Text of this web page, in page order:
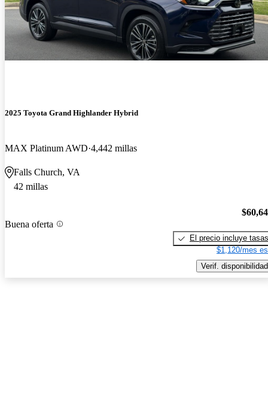
2025 Toyota Grand Highlander Hybrid
MAX Platinum AWD 4,442 millas
Falls Church, VA
42 millas
Buena oferta
El precio incluye tasas
$1,120/mes
Verif. disponibilidad